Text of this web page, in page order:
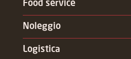
Food service
Noleggio
Logistica